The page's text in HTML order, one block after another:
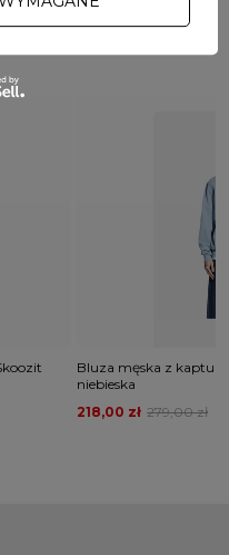
Bluza męska z
niebieska
279,00 zł
218,00 zł